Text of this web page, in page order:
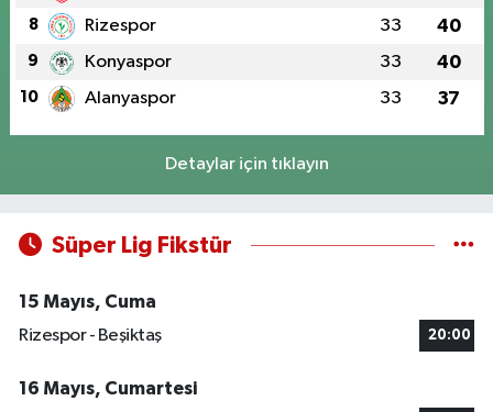
8 Rizespor 33 40
9 Konyaspor 33 40
10 Alanyaspor 33 37
Detaylar için tıklayın
Süper Lig Fikstür
15 Mayıs, Cuma
Rizespor - Beşiktaş
20:00
16 Mayıs, Cumartesi